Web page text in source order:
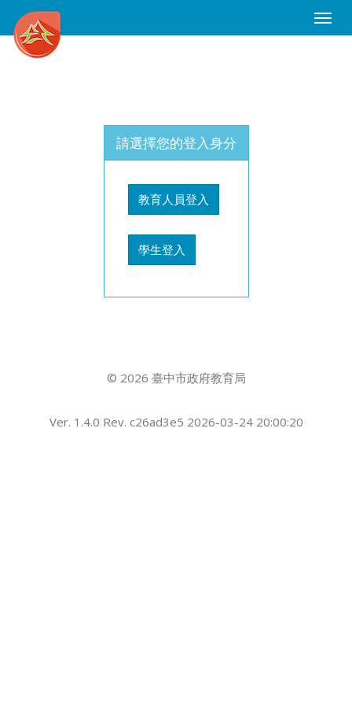
Toggle
請選擇您的登入身分
教育人員登入
學生登入
© 2026 臺中市政府教育局
Ver. 1.4.0 Rev. c26ad3e5 2026-03-24 20:00:20